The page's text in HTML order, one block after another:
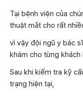
Tại bệnh viện của
thuật mắt cho rất
vì vậy đội ngũ y bác
khám cho từng khách
Sau khi kiểm tra kỹ
trạng hiện tại,